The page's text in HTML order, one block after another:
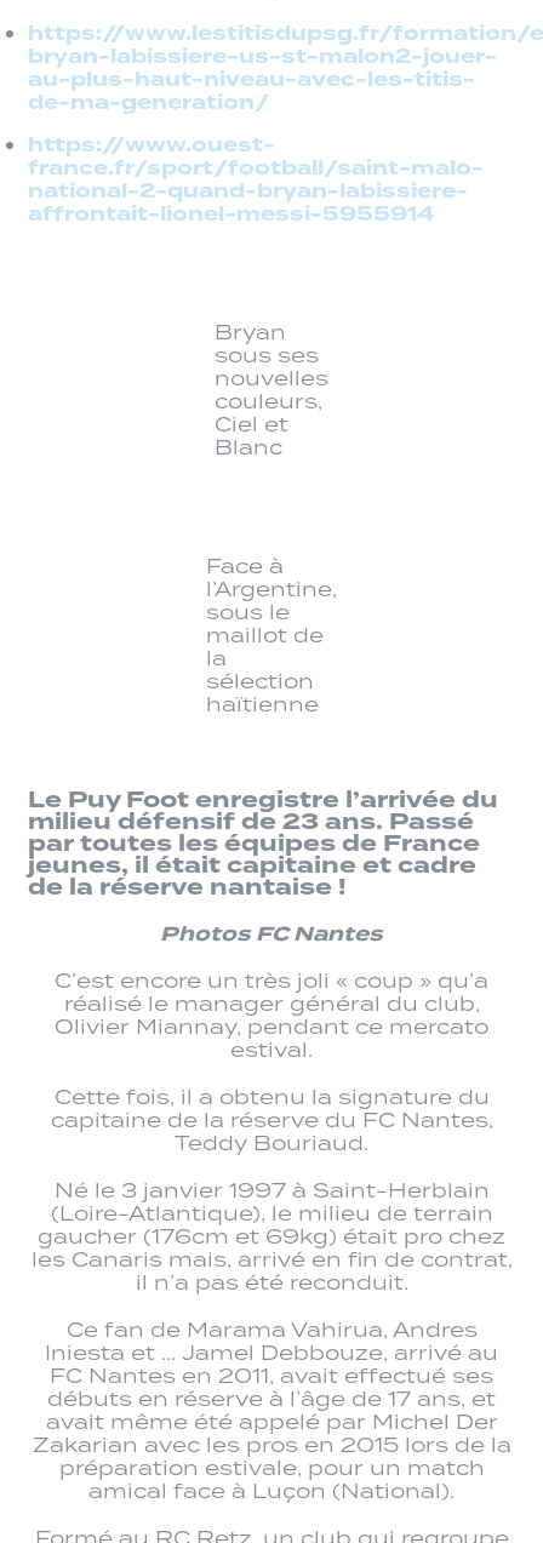
https://www.lestitisdupsg.fr/formation/
bryan-labissiere-us-st-malon2-jouer-
au-plus-haut-niveau-avec-les-titis-
de-ma-generation/
https://www.ouest-
france.fr/sport/football/saint-malo-
national-2-quand-bryan-labissiere-
affrontait-lionel-messi-5955914
Bryan
sous ses
nouvelles
couleurs,
Ciel et
Blanc
Face à
l’Argentine,
sous le
maillot de
la
sélection
haïtienne
Le Puy Foot enregistre l’arrivée du
milieu défensif de 23 ans. Passé
par toutes les équipes de France
jeunes, il était capitaine et cadre
de la réserve nantaise !
Photos FC Nantes
C’est encore un très joli « coup » qu’a
réalisé le manager général du club,
Olivier Miannay, pendant ce mercato
estival.
Cette fois, il a obtenu la signature du
capitaine de la réserve du FC Nantes,
Teddy Bouriaud.
Né le 3 janvier 1997 à Saint-Herblain
(Loire-Atlantique), le milieu de terrain
gaucher (176cm et 69kg) était pro chez
les Canaris mais, arrivé en fin de contrat,
il n’a pas été reconduit.
Ce fan de Marama Vahirua, Andres
Iniesta et … Jamel Debbouze, arrivé au
FC Nantes en 2011, avait effectué ses
débuts en réserve à l’âge de 17 ans, et
avait même été appelé par Michel Der
Zakarian avec les pros en 2015 lors de la
préparation estivale, pour un match
amical face à Luçon (National).
Formé au RC Retz, un club qui regroupe